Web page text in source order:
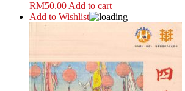
RM50.00 Add to cart
Add to Wishlist